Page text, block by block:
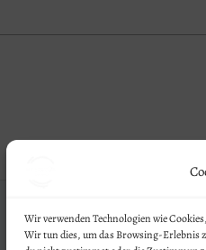
Wir verwenden Technologien wie
Wir tun dies, um das Browsing-Erlebnis